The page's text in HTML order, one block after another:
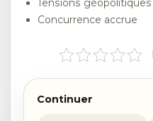
Tensions géopolitiques
Concurrence accrue
Continuer